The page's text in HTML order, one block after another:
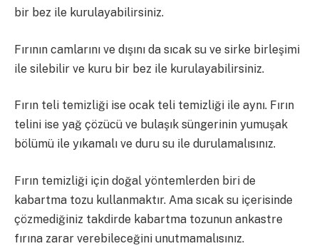
bir bez ile kurulayabilirsiniz.
Fırının camlarını ve dışını da sıcak su ve sirke birleşimi
ile silebilir ve kuru bir bez ile kurulayabilirsiniz.
Fırın teli temizliği ise ocak teli temizliği ile aynı. Fırın
telini ise yağ çözücü ve bulaşık süngerinin yumuşak
bölümü ile yıkamalı ve duru su ile durulamalısınız.
Fırın temizliği için doğal yöntemlerden biri de
kabartma tozu kullanmaktır. Ama sıcak su içerisinde
çözmediğiniz takdirde kabartma tozunun ankastre
fırına zarar verebileceğini unutmamalısınız.